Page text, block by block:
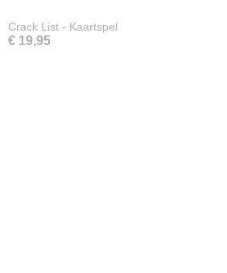
Crack List - Kaartspel
€ 19,95